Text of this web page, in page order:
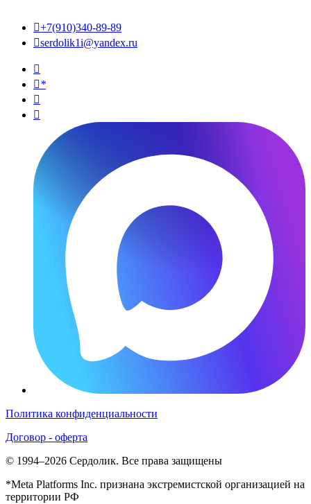
+7(910)340-89-89
serdolik1i@yandex.ru

*


Политика конфиденциальности
Договор - оферта
© 1994–2026 Сердолик. Все права защищены
*Meta Platforms Inc. признана экстремистской организацией на
территории РФ